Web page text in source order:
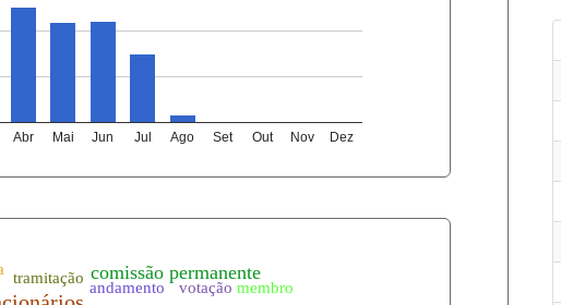
Abr Mai Jun Jul Ago Set Out Nov Dez
documento_andamento_atual.xml
05-08-2026
agenda_eventos.xml
05-08-2026
comissoes_permanentes_votacoes.xml